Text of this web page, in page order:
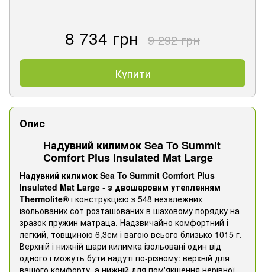
8 734 грн 9 292 грн
Купити
Опис
Надувний килимок Sea To Summit
Comfort Plus Insulated Mat Large
Надувний килимок Sea To Summit Comfort Plus
Insulated Mat Large - з двошаровим утепленням
Thermolite® і конструкцією з 548 незалежних
ізольованих сот розташованих в шаховому порядку на
зразок пружин матраца. Надзвичайно комфортний і
легкий, товщиною 6,3см і вагою всього близько 1015 г.
Верхній і нижній шари килимка ізольовані один від
одного і можуть бути надуті по-різному: верхній для
вашого комфорту, а нижній для пом'якшення нерівної